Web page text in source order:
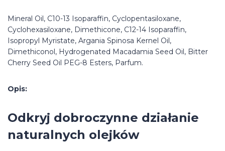
Mineral Oil, C10-13 Isoparaffin, Cyclopentasiloxane,
Cyclohexasiloxane, Dimethicone, C12-14 Isoparaffin,
Isopropyl Myristate, Argania Spinosa Kernel Oil,
Dimethiconol, Hydrogenated Macadamia Seed Oil, Bitter
Cherry Seed Oil PEG-8 Esters, Parfum.
Opis:
Odkryj dobroczynne działanie
naturalnych olejków